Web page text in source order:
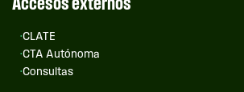
CLATE
CTA Autónoma
Consultas